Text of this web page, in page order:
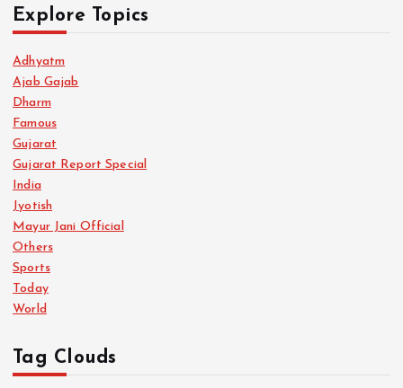
Explore Topics
Adhyatm
Ajab Gajab
Dharm
Famous
Gujarat
Gujarat Report Special
India
Jyotish
Mayur Jani Official
Others
Sports
Today
World
Tag Clouds